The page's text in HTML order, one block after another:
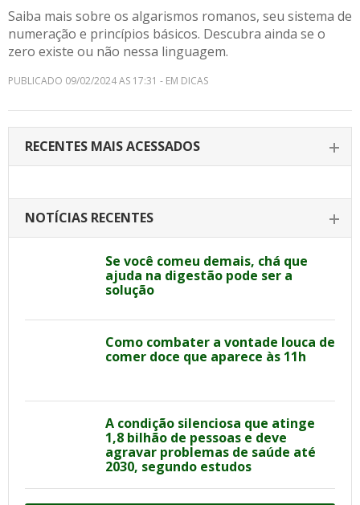
Saiba mais sobre os algarismos romanos, seu sistema de
numeração e princípios básicos. Descubra ainda se o
zero existe ou não nessa linguagem.
PUBLICADO 09/02/2024 AS 17:31 - EM DICAS
RECENTES MAIS ACESSADOS
NOTÍCIAS RECENTES
Se você comeu demais, chá que
ajuda na digestão pode ser a
solução
Como combater a vontade louca de
comer doce que aparece às 11h
A condição silenciosa que atinge
1,8 bilhão de pessoas e deve
agravar problemas de saúde até
2030, segundo estudos